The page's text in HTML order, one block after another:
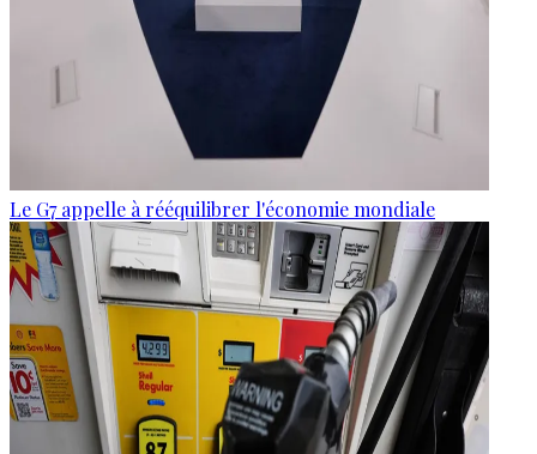
Le G7 appelle à rééquilibrer l'économie mondiale